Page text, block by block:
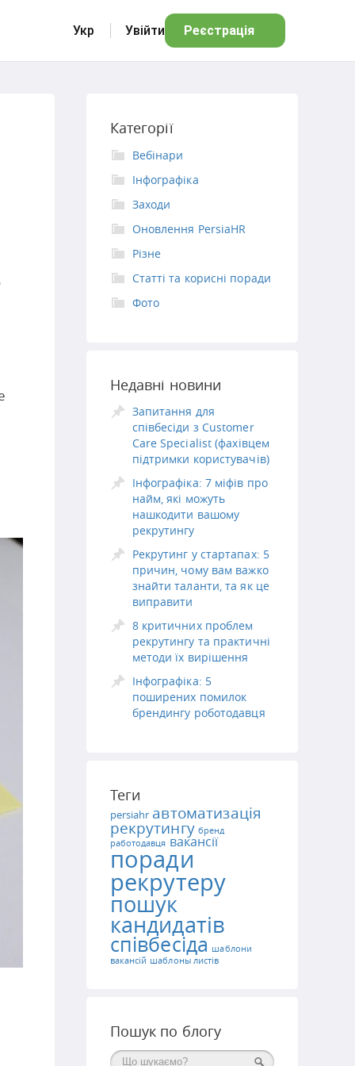
Укр Увійти Реєстрація
Категорії
Вебінари
Інфографіка
Заходи
Оновлення PersiaHR
Різне
Статті та корисні поради
Фото
Недавні новини
Запитання для
співбесіди з Customer
Care Specialist (фахівцем
підтримки користувачів)
Інфографіка: 7 міфів про
найм, які можуть
нашкодити вашому
рекрутингу
Рекрутинг у стартапах: 5
причин, чому вам важко
знайти таланти, та як це
виправити
8 критичних проблем
рекрутингу та практичні
методи їх вирішення
Інфографіка: 5
поширених помилок
брендингу роботодавця
Теги
persiahr автоматизація
рекрутингу бренд
работодавця вакансії
поради
рекрутеру
пошук
кандидатів
співбесіда шаблони
вакансій шаблоны листів
Пошук по блогу
Поиск